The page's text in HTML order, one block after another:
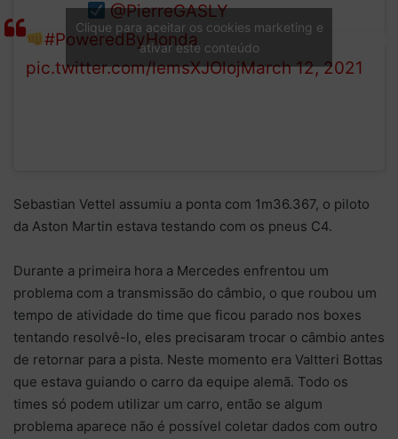
season
@PierreGASLY
#PoweredByHonda
pic.twitter.com/lemsXJOloj
F1
(@HondaRacingF1)
March 12, 2021
Clique para aceitar os cookies marketing e
ativar este conteúdo
Sebastian Vettel assumiu a ponta com 1m36.367, o piloto
da Aston Martin estava testando com os pneus C4.
Durante a primeira hora a Mercedes enfrentou um
problema com a transmissão do câmbio, o que roubou um
tempo de atividade do time que ficou parado nos boxes
tentando resolvê-lo, eles precisaram trocar o câmbio antes
de retornar para a pista. Neste momento era Valtteri Bottas
que estava guiando o carro da equipe alemã. Todo os
times só podem utilizar um carro, então se algum
problema aparece não é possível coletar dados com outro